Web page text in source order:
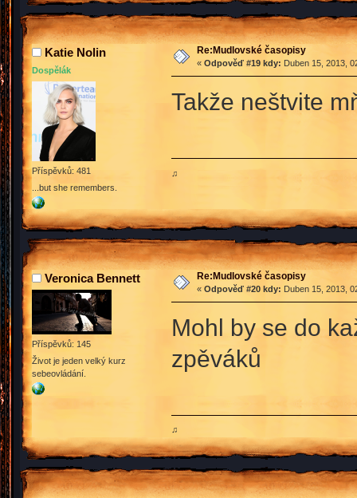
Katie Nolin
Dospělák
Příspěvků: 481
...but she remembers.
Re:Mudlovské časopisy
« Odpověď #19 kdy: Duben 15, 2013,
Takže neštvite
♫
Veronica Bennett
Příspěvků: 145
Život je jeden velký kurz
sebeovládání.
Re:Mudlovské časopisy
« Odpověď #20 kdy: Duben 15, 2013,
Mohl by se do
zpěváků
♫